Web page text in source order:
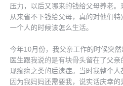
压力，以后又哪来的钱给父母养老。
从来省不下钱给父母，真的对他们
一个人的时候该怎么生活。
今年10月份，我父亲工作的时候突
医生跟我说的是有块骨头留在了父
现癫痫之类的后遗症。当时我整个人
因为我妈妈还需要我，说实话庆幸